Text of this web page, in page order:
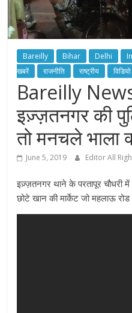
Bareilly Bihar Delhi
खबरें
राजनीति राष्ट्रीय विडियो
Bareilly
इज़्ज़तनगर की
तो मनचले भाला
June 5, 2019 Editor All
इज़्ज़तनगर थाने के परतापूर चौधरी
छोटे खान की मार्केट जो महलाऊ